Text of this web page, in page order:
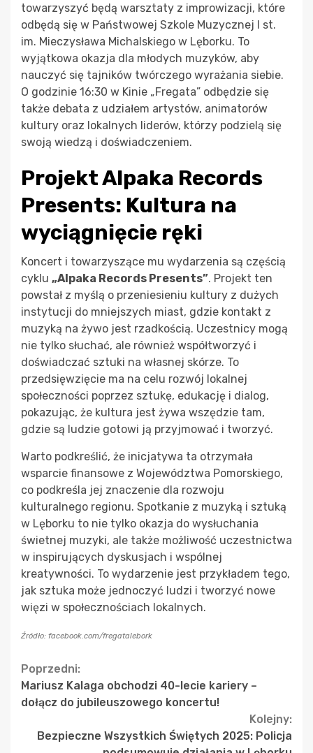
towarzyszyć będą warsztaty z improwizacji, które
odbędą się w Państwowej Szkole Muzycznej I st.
im. Mieczysława Michalskiego w Lęborku. To
wyjątkowa okazja dla młodych muzyków, aby
nauczyć się tajników twórczego wyrażania siebie.
O godzinie 16:30 w Kinie „Fregata” odbędzie się
także debata z udziałem artystów, animatorów
kultury oraz lokalnych liderów, którzy podzielą się
swoją wiedzą i doświadczeniem.
Projekt Alpaka Records
Presents: Kultura na
wyciągnięcie ręki
Koncert i towarzyszące mu wydarzenia są częścią
cyklu „Alpaka Records Presents”. Projekt ten
powstał z myślą o przeniesieniu kultury z dużych
instytucji do mniejszych miast, gdzie kontakt z
muzyką na żywo jest rzadkością. Uczestnicy mogą
nie tylko słuchać, ale również współtworzyć i
doświadczać sztuki na własnej skórze. To
przedsięwzięcie ma na celu rozwój lokalnej
społeczności poprzez sztukę, edukację i dialog,
pokazując, że kultura jest żywa wszędzie tam,
gdzie są ludzie gotowi ją przyjmować i tworzyć.
Warto podkreślić, że inicjatywa ta otrzymała
wsparcie finansowe z Województwa Pomorskiego,
co podkreśla jej znaczenie dla rozwoju
kulturalnego regionu. Spotkanie z muzyką i sztuką
w Lęborku to nie tylko okazja do wysłuchania
świetnej muzyki, ale także możliwość uczestnictwa
w inspirujących dyskusjach i wspólnej
kreatywności. To wydarzenie jest przykładem tego,
jak sztuka może jednoczyć ludzi i tworzyć nowe
więzi w społecznościach lokalnych.
Źródło: facebook.com/fregatalebork
Continue
Reading
Poprzedni:
Mariusz Kalaga obchodzi 40-lecie kariery –
dołącz do jubileuszowego koncertu!
Kolejny:
Bezpieczne Wszystkich Świętych 2025: Policja